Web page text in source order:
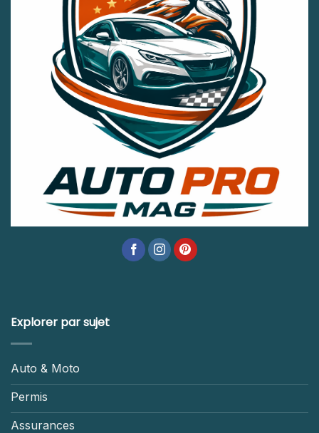
Explorer par sujet
Auto & Moto
Permis
Assurances